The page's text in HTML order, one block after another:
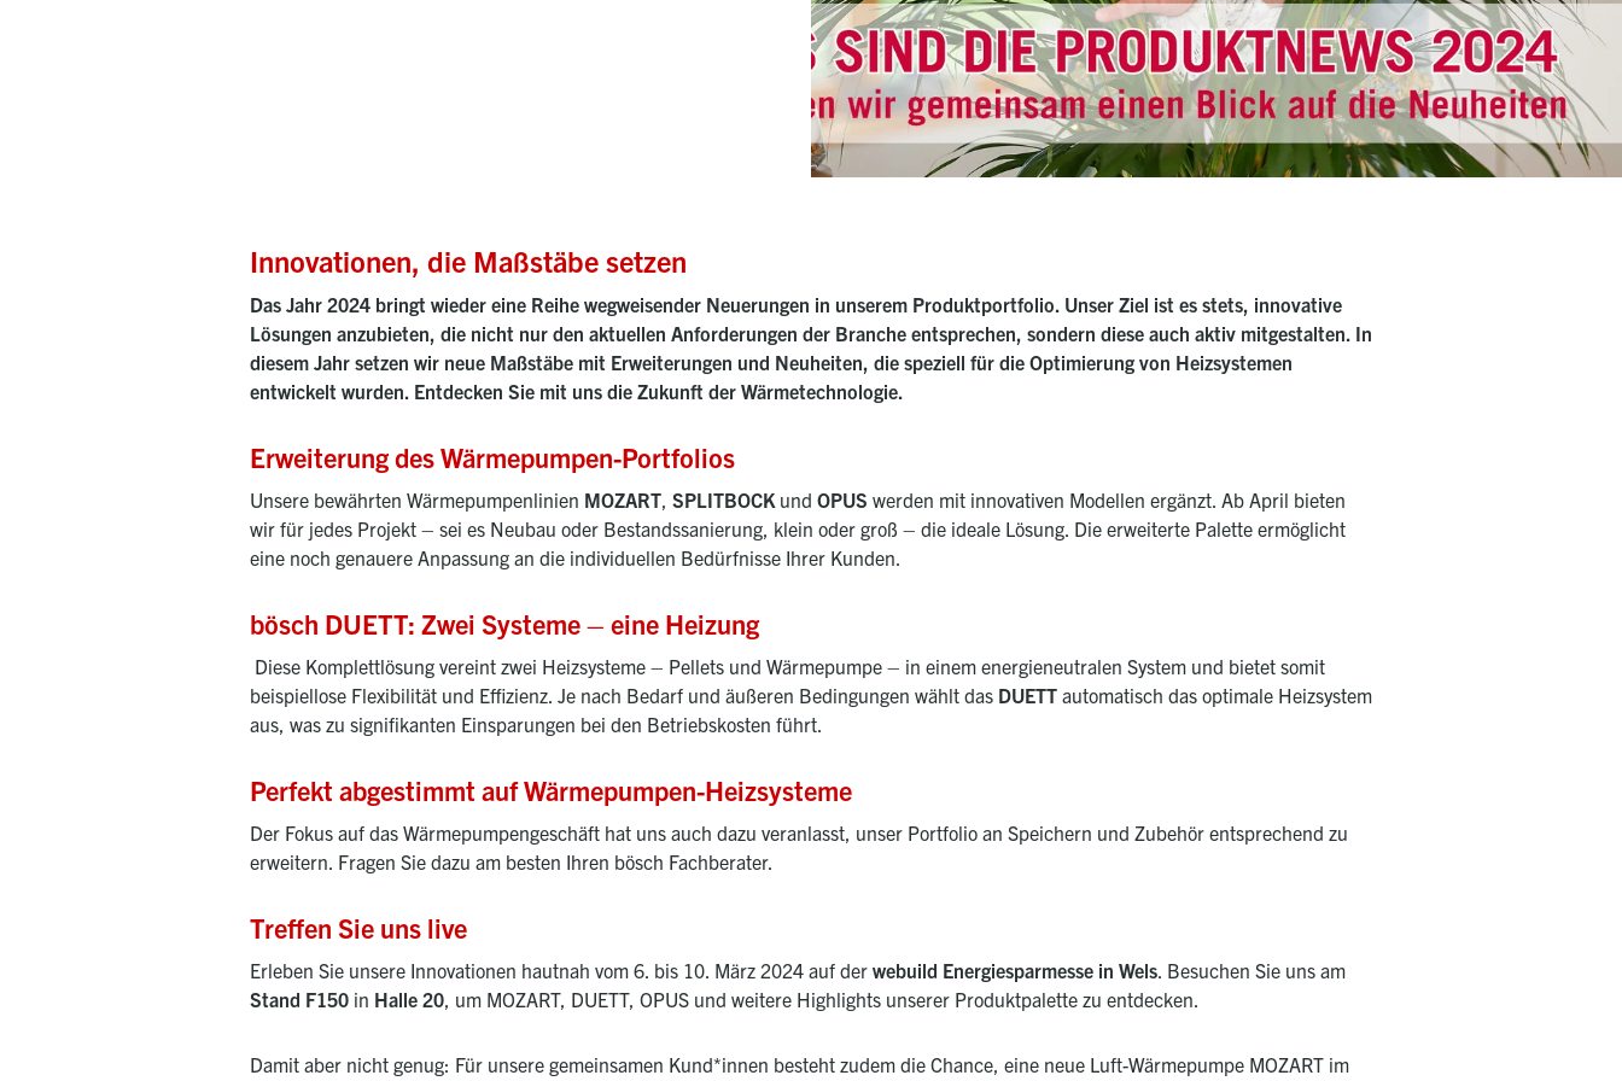
Innovationen, die Maßstäbe setzen
Das Jahr 2024 bringt wieder eine Reihe wegweisender Neuerungen in unserem Produktportfolio. Unser Ziel ist es stets, innovative
Lösungen anzubieten, die nicht nur den aktuellen Anforderungen der Branche entsprechen, sondern diese auch aktiv mitgestalten. In
diesem Jahr setzen wir neue Maßstäbe mit Erweiterungen und Neuheiten, die speziell für die Optimierung von Heizsystemen
entwickelt wurden. Entdecken Sie mit uns die Zukunft der Wärmetechnologie.
Erweiterung des Wärmepumpen-Portfolios
Unsere bewährten Wärmepumpenlinien MOZART, SPLITBOCK und OPUS werden mit innovativen Modellen ergänzt. Ab April bieten
wir für jedes Projekt – sei es Neubau oder Bestandssanierung, klein oder groß – die ideale Lösung. Die erweiterte Palette ermöglicht
eine noch genauere Anpassung an die individuellen Bedürfnisse Ihrer Kunden.
bösch DUETT: Zwei Systeme – eine Heizung
Diese Komplettlösung vereint zwei Heizsysteme – Pellets und Wärmepumpe – in einem energieneutralen System und bietet somit
beispiellose Flexibilität und Effizienz. Je nach Bedarf und äußeren Bedingungen wählt das DUETT automatisch das optimale Heizsystem
aus, was zu signifikanten Einsparungen bei den Betriebskosten führt.
Perfekt abgestimmt auf Wärmepumpen-Heizsysteme
Der Fokus auf das Wärmepumpengeschäft hat uns auch dazu veranlasst, unser Portfolio an Speichern und Zubehör entsprechend zu
erweitern. Fragen Sie dazu am besten Ihren bösch Fachberater.
Treffen Sie uns live
Erleben Sie unsere Innovationen hautnah vom 6. bis 10. März 2024 auf der webuild Energiesparmesse in Wels. Besuchen Sie uns am
Stand F150 in Halle 20, um MOZART, DUETT, OPUS und weitere Highlights unserer Produktpalette zu entdecken.
Damit aber nicht genug: Für unsere gemeinsamen Kund*innen besteht zudem die Chance, eine neue Luft-Wärmepumpe MOZART im